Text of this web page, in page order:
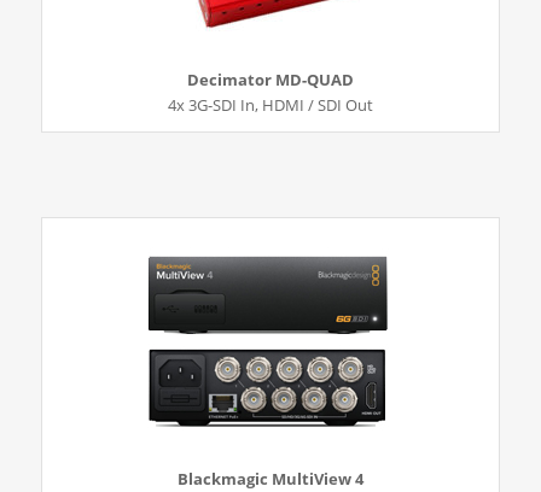
Decimator MD-QUAD
4x 3G-SDI In, HDMI / SDI Out
Blackmagic MultiView 4